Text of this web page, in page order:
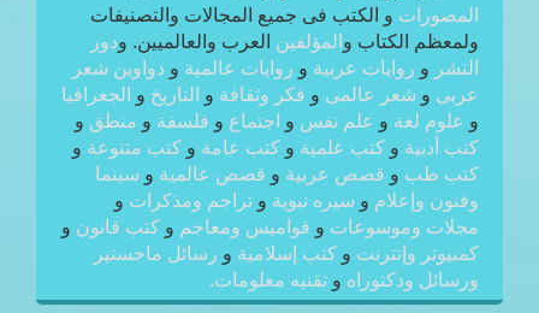
المصورات و الكتب فى جميع المجالات والتصنيفات
ولمعظم الكتاب و المؤلفين العرب والعالميين. ودور
النشر و روايات عربية و روايات عالمية و دواوين شعر
عربى و شعر عالمى و فكر وثقافة و التاريخ و الجغرافيا
و علوم لغة و علم نفس و اجتماع و فلسفة و منطق و
كتب أدبية و كتب علمية و كتب عامة و كتب متنوعة و
كتب طب و قصص عربية و قصص عالمية و سينما
وفنون وإعلام و سيره نبوية و تراجم ومذكرات و
مجلات وموسوعات و قواميس ومعاجم و كتب قانون و
كمبيوتر وإنترنت و كتب إسلامية و رسائل ماجستير
ورسائل ودكتوراه و تقنيه معلومات.